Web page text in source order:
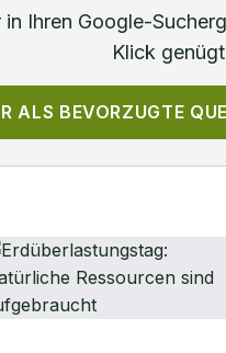
in Ihren Google-
Klick
ALS BEVORZUGTE